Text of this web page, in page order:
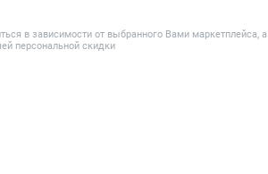
в зависимости от выбранного Вами маркетплейса, а
персональной скидки